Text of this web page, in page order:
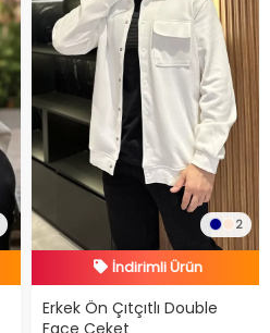
2
İndirimli Ürün
Hızlı Teslimat
Erkek Ön Çıtçıtlı Double
Face Ceket